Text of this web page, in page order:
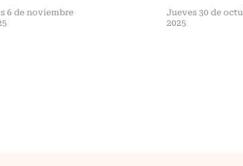
6 de noviembre
Jueves 30 de
2025